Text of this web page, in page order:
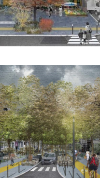
parFabrice Grosfilley
Schaerbeek